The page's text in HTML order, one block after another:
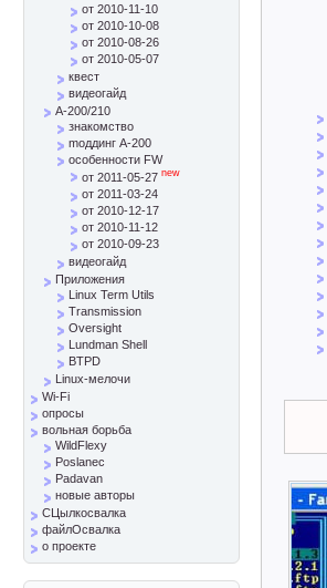
от 2010-11-10
от 2010-10-08
от 2010-08-26
от 2010-05-07
квест
видеогайд
A-200/210
знакомство
mоддинг A-200
особенности FW
от 2011-05-27 new
от 2011-03-24
от 2010-12-17
от 2010-11-12
от 2010-09-23
видеогайд
Приложения
Linux Term Utils
Transmission
Oversight
Lundman Shell
BTPD
Linux-мелочи
Wi-Fi
опросы
вольная борьба
WildFlexy
Poslanec
Padavan
новые авторы
СЦылкосвалка
файлОсвалка
о проекте